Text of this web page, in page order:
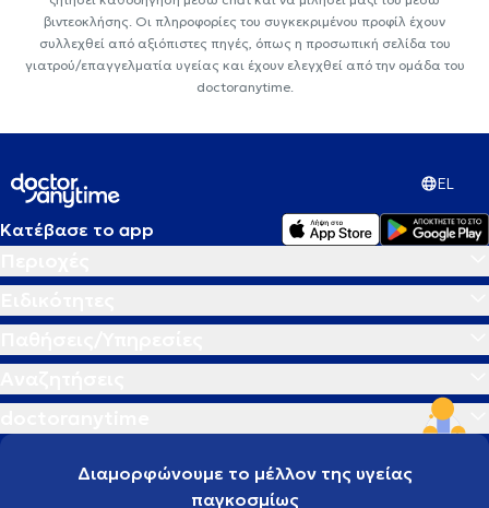
βιντεοκλήσης. Οι πληροφορίες του συγκεκριμένου προφίλ έχουν
συλλεχθεί από αξιόπιστες πηγές, όπως η προσωπική σελίδα του
γιατρού/επαγγελματία υγείας και έχουν ελεγχθεί από την ομάδα του
doctoranytime.
EL
Κατέβασε το app
Διαμορφώνουμε το μέλλον της υγείας
παγκοσμίως